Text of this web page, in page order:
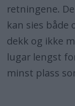
retningene.
kan sies både
dekk og ikke
lugar lengst
minst plass